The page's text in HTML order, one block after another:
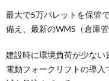
最大で5万パレットを保管
備え、最新のWMS（倉庫
建設時に環境負荷が少な
電動フォークリフトの導